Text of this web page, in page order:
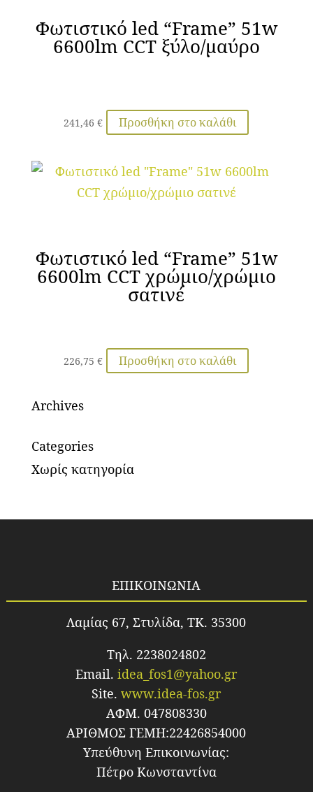
Φωτιστικό led “Frame” 51w
6600lm CCT ξύλο/μαύρο
241,46€ Προσθήκη στο καλάθι
Φωτιστικό led “Frame” 51w
6600lm CCT χρώμιο/χρώμιο
σατινέ
226,75€ Προσθήκη στο καλάθι
Archives
Categories
Χωρίς κατηγορία
ΕΠΙΚΟΙΝΩΝΙΑ
Λαμίας 67, Στυλίδα, TK. 35300
Τηλ. 2238024802
Email.idea_fos1@yahoo.gr
Site.www.idea-fos.gr
ΑΦΜ. 047808330
ΑΡΙΘΜΟΣ ΓΕΜΗ:22426854000
Υπεύθυνη Επικοινωνίας:
Πέτρο Κωνσταντίνα